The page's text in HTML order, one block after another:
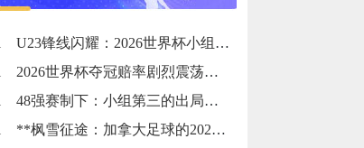
U23锋线闪耀：2026世界杯小组赛个人进球全记录
2026世界杯夺冠赔率剧烈震荡：国际顶级机构最新榜单出炉
48强赛制下：小组第三的出局线算法与晋级门槛推演
**枫雪征途：加拿大足球的2026黎明之战**